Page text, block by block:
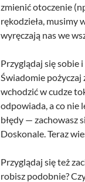
zmienić otoczenie
rękodzieła, musimy
wyręczają nas we
Przyglądaj się sobie
Świadomie pożyczaj
wchodzić w cudze
odpowiada, a co nie
błędy — zachowasz
Doskonale. Teraz
Przyglądaj się też
robisz podobnie?